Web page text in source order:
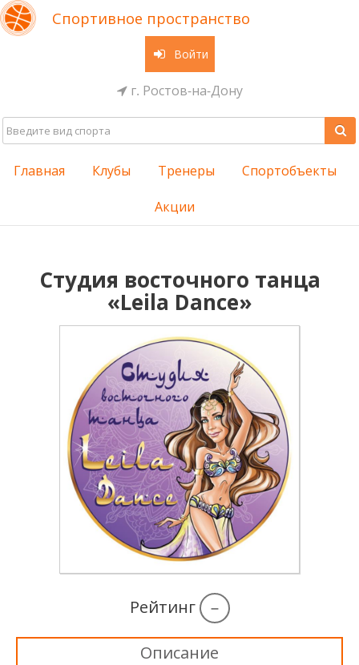
Спортивное пространство
Войти
г. Ростов-на-Дону
Главная Клубы Тренеры Спортобъекты
Акции
Студия восточного танца
«Leila Dance»
Рейтинг –
Описание